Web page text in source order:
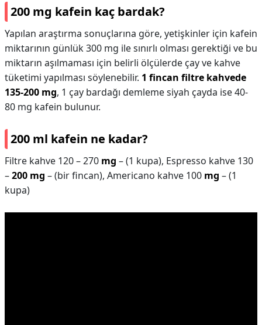
200 mg kafein kaç bardak?
Yapılan araştırma sonuçlarına göre, yetişkinler için kafein
miktarının günlük 300 mg ile sınırlı olması gerektiği ve bu
miktarın aşılmaması için belirli ölçülerde çay ve kahve
tüketimi yapılması söylenebilir. 1 fincan filtre kahvede
135-200 mg, 1 çay bardağı demleme siyah çayda ise 40-
80 mg kafein bulunur.
200 ml kafein ne kadar?
Filtre kahve 120 – 270 mg – (1 kupa), Espresso kahve 130
–200 mg – (bir fincan), Americano kahve 100 mg – (1
kupa)